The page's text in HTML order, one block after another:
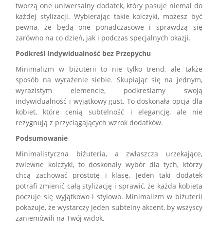
tworzą one uniwersalny dodatek, który pasuje niemal do
każdej stylizacji. Wybierając takie kolczyki, możesz być
pewna, że będą one ponadczasowe i sprawdzą się
zarówno na co dzień, jak i podczas specjalnych okazji.
Podkreśl Indywidualność bez Przepychu
Minimalizm w biżuterii to nie tylko trend, ale także
sposób na wyrażenie siebie. Skupiając się na jednym,
wyrazistym elemencie, podkreślamy swoją
indywidualność i wyjątkowy gust. To doskonała opcja dla
kobiet, które cenią subtelność i elegancję, ale nie
rezygnują z przyciągających wzrok dodatków.
Podsumowanie
Minimalistyczna biżuteria, a zwłaszcza urzekające,
zwiewne kolczyki, to doskonały wybór dla tych, którzy
chcą zachować prostotę i klasę. Jeden taki dodatek
potrafi zmienić całą stylizację i sprawić, że każda kobieta
poczuje się wyjątkowo i stylowo. Minimalizm w biżuterii
pokazuje, że wystarczy jeden subtelny akcent, by wszyscy
zaniemówili na Twój widok.